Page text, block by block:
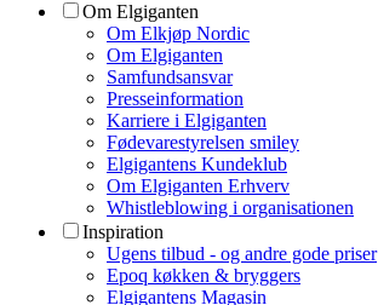
Om Elgiganten
Om Elkjøp Nordic
Om Elgiganten
Samfundsansvar
Presseinformation
Karriere i Elgiganten
Fødevarestyrelsen smiley
Elgigantens Kundeklub
Om Elgiganten Erhverv
Whistleblowing i organisationen
Inspiration
Ugens tilbud - og andre gode priser
Epoq køkken & bryggers
Elgigantens Magasin